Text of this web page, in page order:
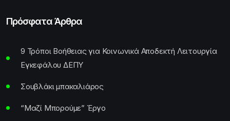
Πρόσφατα Άρθρα
9 Τρόποι Βοήθειας για Κοινωνικά Αποδεκτή Λειτουργία
Εγκεφάλου ΔΕΠΥ
Σουβλάκι μπακαλιάρος
“Μαζί Μπορούμε” Έργο